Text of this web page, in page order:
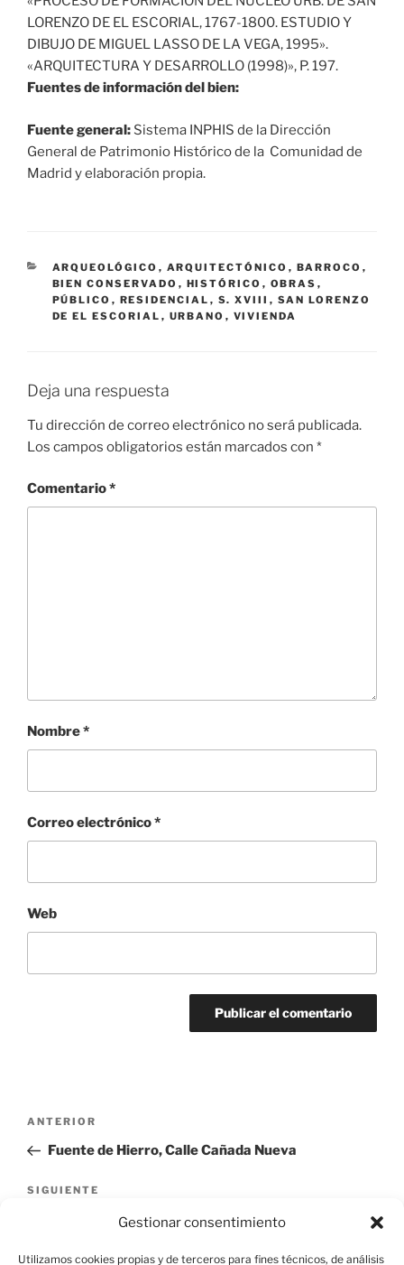
Gestionar consentimiento
Utilizamos cookies propias y de terceros para fines técnicos, de análisis
LORENZO DE EL ESCORIAL, 1767-1800. ESTUDIO Y
DIBUJO DE MIGUEL LASSO DE LA VEGA, 1995».
«ARQUITECTURA Y DESARROLLO (1998)», P. 197.
Fuentes de información del bien:
Fuente general: Sistema INPHIS de la Dirección
General de Patrimonio Histórico de la Comunidad de
Madrid y elaboración propia.
CATEGORÍAS
ARQUEOLÓGICO , ARQUITECTÓNICO , BARROCO ,
BIEN CONSERVADO , HISTÓRICO , OBRAS ,
PÚBLICO , RESIDENCIAL , S. XVIII , SAN LORENZO
DE EL ESCORIAL , URBANO , VIVIENDA
Deja una respuesta
Tu dirección de correo electrónico no será publicada.
Los campos obligatorios están marcados con *
Comentario*
Nombre*
Correo electrónico*
Web
Navegación
entradas
Entrada
anterior:
ANTERIOR
Fuente de Hierro, Calle Cañada Nueva
Siguiente
SIGUIENTE
Edificación Residencial, Calle de las Pozas 11